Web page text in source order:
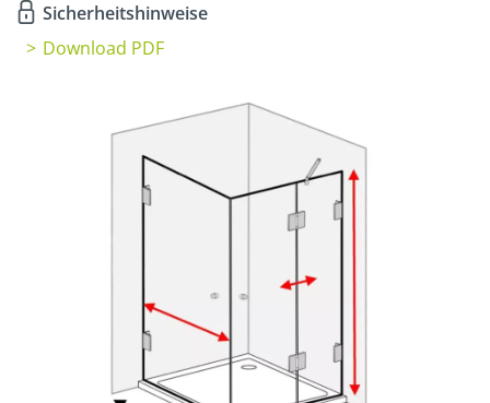
Sicherheitshinweise
Download PDF